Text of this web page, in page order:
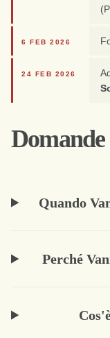
6 FEB 2026
24 FEB 2026
Quando
Perché